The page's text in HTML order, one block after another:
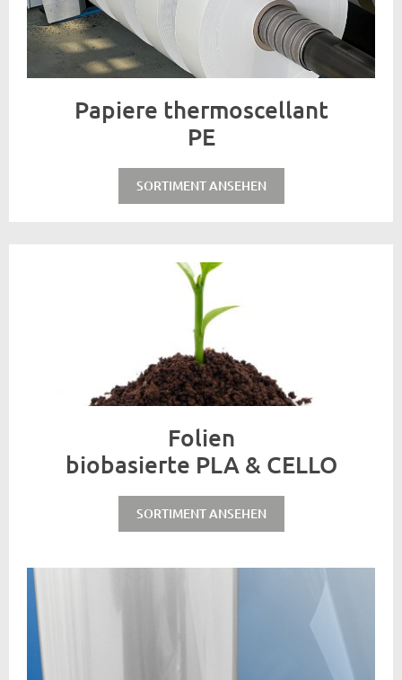
Papiere thermoscellant
PE
SORTIMENT ANSEHEN
Folien
biobasierte PLA & CELLO
SORTIMENT ANSEHEN